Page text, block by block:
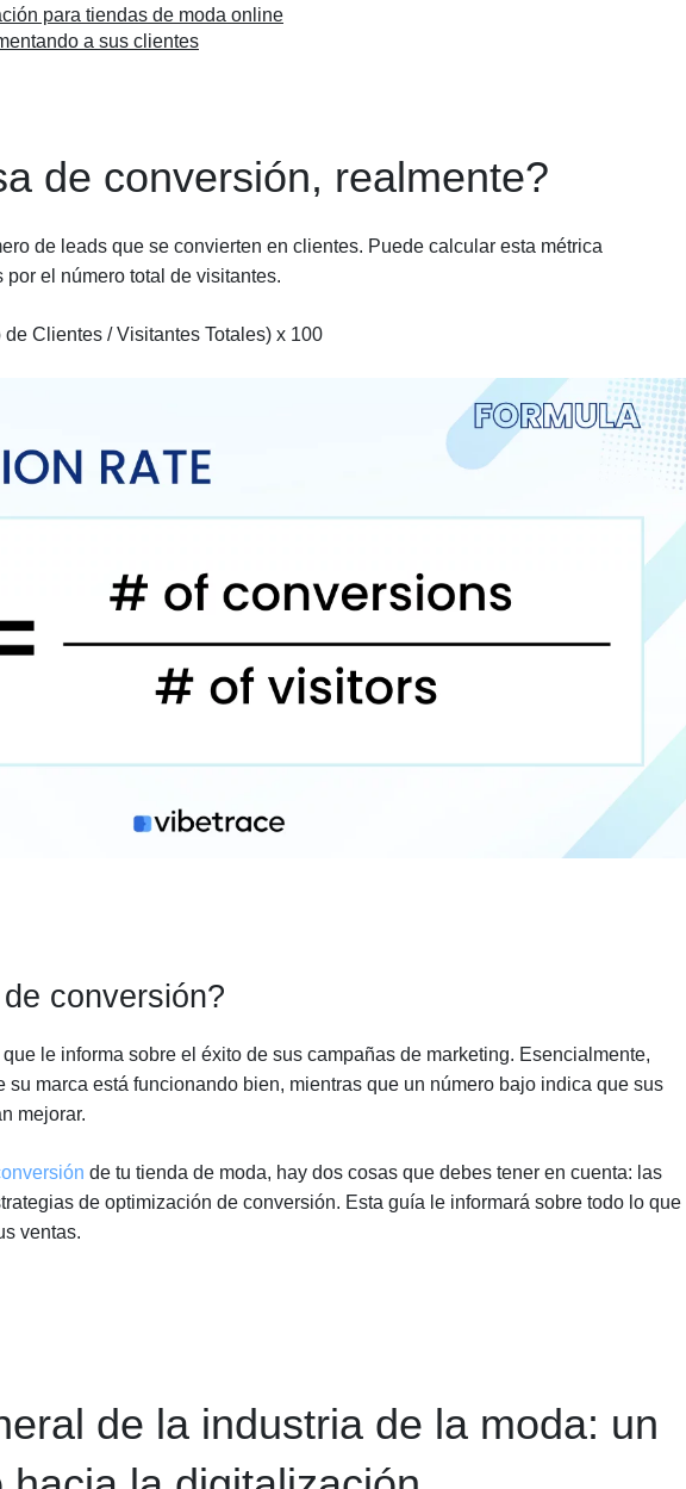
para tiendas de moda online
a sus clientes
de conversión, realmente?
de leads que se convierten en clientes. Puede calcular esta métrica
el número total de visitantes.
de Clientes / Visitantes Totales) x 100
conversión?
le informa sobre el éxito de sus campañas de marketing. Esencialmente,
su marca está funcionando bien, mientras que un número bajo indica que sus
mejorar.
de tu tienda de moda, hay dos cosas que debes tener en cuenta: las
de optimización de conversión. Esta guía le informará sobre todo lo que
ventas.
de la industria de la moda: un